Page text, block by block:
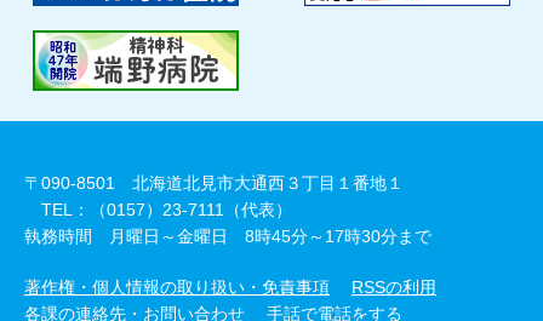
〒090-8501 北海道北見市大通西３丁目１番地１
TEL：（0157）23-7111（代表）
執務時間 月曜日～金曜日 8時45分～17時30分まで
著作権・個人情報の取り扱い・免責事項
RSSの利用
各課の連絡先・お問い合わせ
手話で電話をする